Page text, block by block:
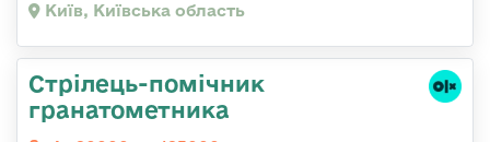
Київ, Київська область
Стрілець-помічник
гранатометника